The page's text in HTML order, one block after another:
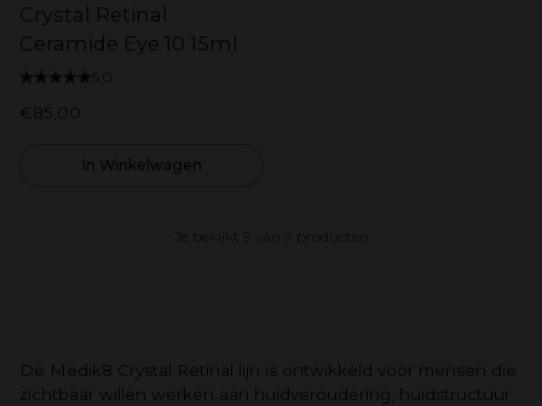
Crystal Retinal
Ceramide Eye 10 15ml
5.0
€85,00
In Winkelwagen
De Medik8 Crystal Retinal lijn is ontwikkeld voor mensen die
zichtbaar willen werken aan huidveroudering, huidstructuur